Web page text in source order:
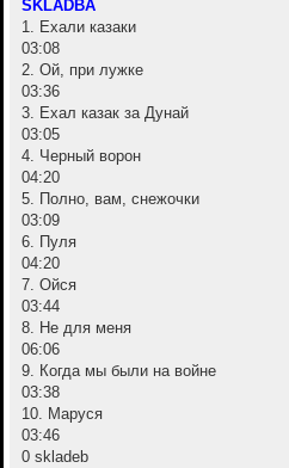
SKLADBA
1. Ехали казаки
03:08
2. Ой, при лужке
03:36
3. Ехал казак за Дунай
03:05
4. Черный ворон
04:20
5. Полно, вам, снежочки
03:09
6. Пуля
04:20
7. Ойся
03:44
8. Не для меня
06:06
9. Когда мы были на войне
03:38
10. Маруся
03:46
0 skladeb